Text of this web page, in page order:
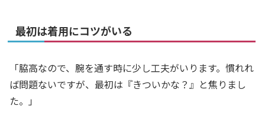
最初は着用にコツがいる
「脇高なので、腕を通す時に少し工夫がいります。慣れれ
ば問題ないですが、最初は『きついかな？』と焦りまし
た。」